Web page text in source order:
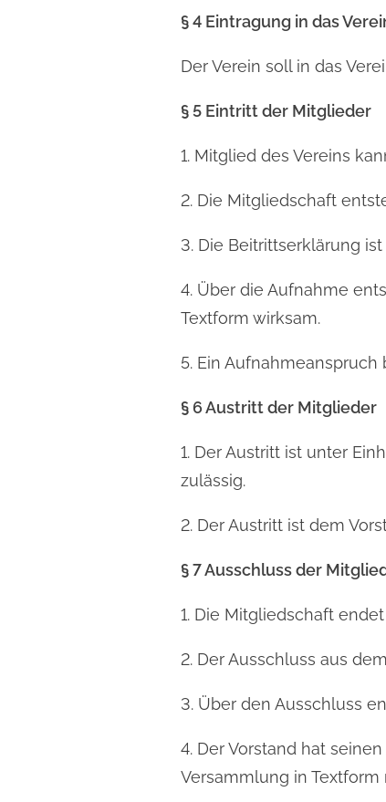
§ 4 Eintragung in das
Der Verein soll in das
§ 5 Eintritt der Mitglieder
1. Mitglied des Vereins
2. Die Mitgliedschaft
3. Die Beitrittserklärung
4. Über die Aufnahme
Textform wirksam.
5. Ein Aufnahmeanspruch
§ 6 Austritt der Mitglieder
1. Der Austritt ist unter
zulässig.
2. Der Austritt ist dem
§ 7 Ausschluss der
1. Die Mitgliedschaft
2. Der Ausschluss aus
3. Über den Ausschluss
4. Der Vorstand hat
Versammlung in Textform